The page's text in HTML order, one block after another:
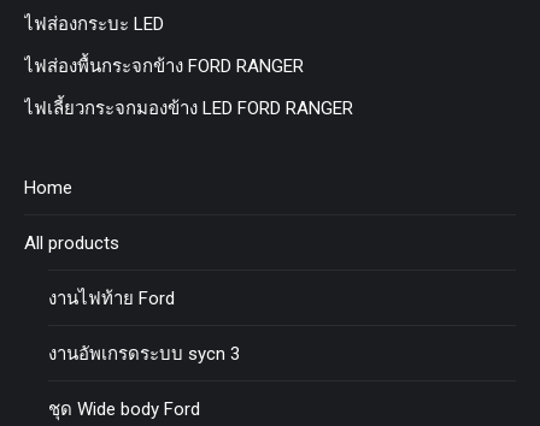
ไฟส่องกระบะ LED
ไฟส่องพื้นกระจกข้าง FORD RANGER
ไฟเลี้ยวกระจกมองข้าง LED FORD RANGER
Home
All products
งานไฟท้าย Ford
งานอัพเกรดระบบ sycn 3
ชุด Wide body Ford